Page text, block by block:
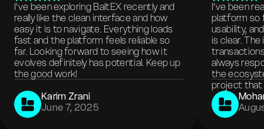
I've been exploring BaltEX recently and
really like the clean interface and how
easy it is to navigate. Everything loads
fast and the platform feels reliable so
far. Looking forward to seeing how it
evolves definitely has potential. Keep up
the good work!
Karim Zrani
June 7, 2025
I’ve been
platform so
usability,
is clear.
always
the
project that